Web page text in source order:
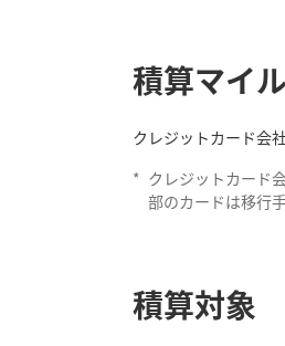
積算マイル
クレジットカード会
* クレジットカード
部のカードは移行
積算対象